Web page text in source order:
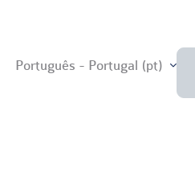
Português - Portugal ‎(pt)‎